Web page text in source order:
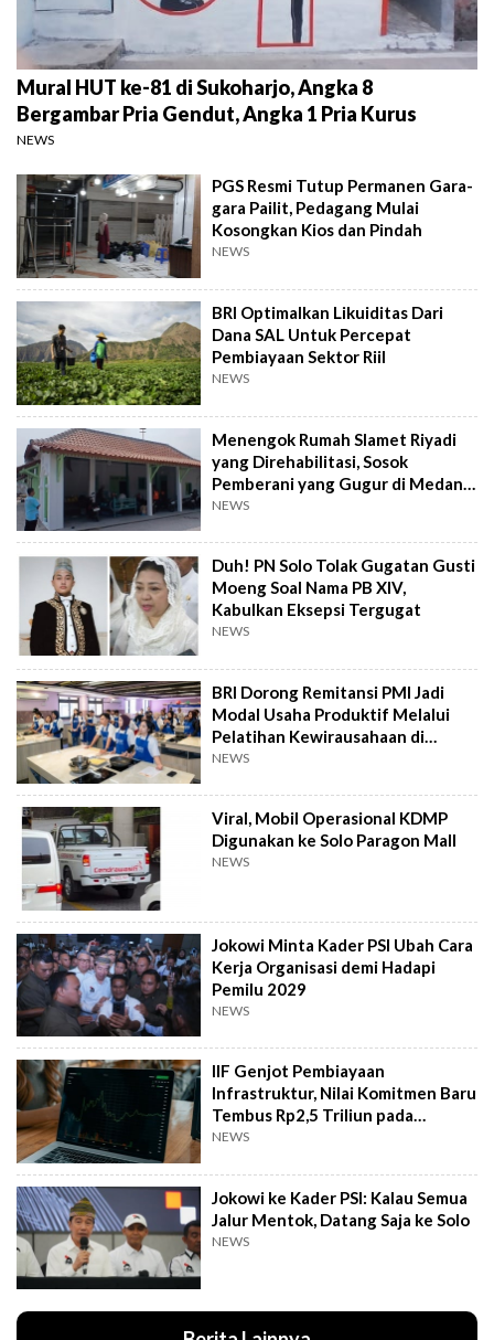
Mural HUT ke-81 di Sukoharjo, Angka 8
Bergambar Pria Gendut, Angka 1 Pria Kurus
NEWS
PGS Resmi Tutup Permanen Gara-
gara Pailit, Pedagang Mulai
Kosongkan Kios dan Pindah
NEWS
BRI Optimalkan Likuiditas Dari
Dana SAL Untuk Percepat
Pembiayaan Sektor Riil
NEWS
Menengok Rumah Slamet Riyadi
yang Direhabilitasi, Sosok
Pemberani yang Gugur di Medan
Perang
NEWS
Duh! PN Solo Tolak Gugatan Gusti
Moeng Soal Nama PB XIV,
Kabulkan Eksepsi Tergugat
NEWS
BRI Dorong Remitansi PMI Jadi
Modal Usaha Produktif Melalui
Pelatihan Kewirausahaan di
Taiwan
NEWS
Viral, Mobil Operasional KDMP
Digunakan ke Solo Paragon Mall
NEWS
Jokowi Minta Kader PSI Ubah Cara
Kerja Organisasi demi Hadapi
Pemilu 2029
NEWS
IIF Genjot Pembiayaan
Infrastruktur, Nilai Komitmen Baru
Tembus Rp2,5 Triliun pada
Semester I 2026
NEWS
Jokowi ke Kader PSI: Kalau Semua
Jalur Mentok, Datang Saja ke Solo
NEWS